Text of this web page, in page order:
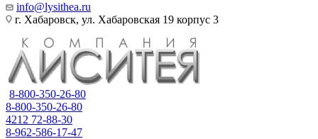
info@lysithea.ru
г. Хабаровск, ул. Хабаровская 19 корпус 3
8-800-350-26-80
8-800-350-26-80
4212 72-88-30
8-962-586-17-47